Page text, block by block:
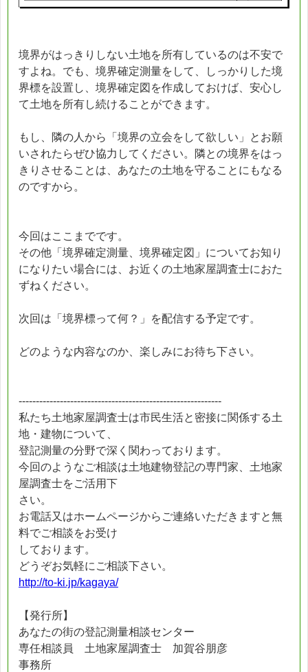
境界がはっきりしない土地を所有しているのは不安で
すよね。でも、境界確定測量をして、しっかりした境
界標を設置し、境界確定図を作成しておけば、安心し
て土地を所有し続けることができます。
もし、隣の人から「境界の立会をして欲しい」とお願
いされたらぜひ協力してください。隣との境界をはっ
きりさせることは、あなたの土地を守ることにもなる
のですから。
今回はここまでです。
その他「境界確定測量、境界確定図」についてお知り
になりたい場合には、お近くの土地家屋調査士におた
ずねください。
次回は「境界標って何？」を配信する予定です。
どのような内容なのか、楽しみにお待ち下さい。
-----------------------------------------------------------
私たち土地家屋調査士は市民生活と密接に関係する土
地・建物について、
登記測量の分野で深く関わっております。
今回のようなご相談は土地建物登記の専門家、土地家
屋調査士をご活用下
さい。
お電話又はホームページからご連絡いただきますと無
料でご相談をお受け
しております。
どうぞお気軽にご相談下さい。
http://to-ki.jp/kagaya/
【発行所】
あなたの街の登記測量相談センター
専任相談員 土地家屋調査士 加賀谷朋彦
事務所